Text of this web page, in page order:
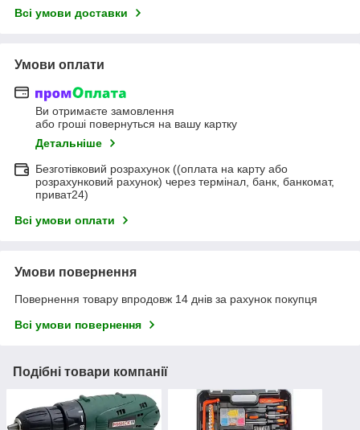
Всі умови доставки
Умови оплати
Ви отримаєте замовлення
або гроші повернуться на вашу картку
Детальніше
Безготівковий розрахунок ((оплата на карту або
розрахунковий рахунок) через термінал, банк, банкомат,
приват24)
Всі умови оплати
Умови повернення
Повернення товару впродовж 14 днів за рахунок покупця
Всі умови повернення
Подібні товари компанії